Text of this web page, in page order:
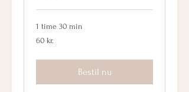
1 time 30 min
60
danske
60 kr.
Bestil nu